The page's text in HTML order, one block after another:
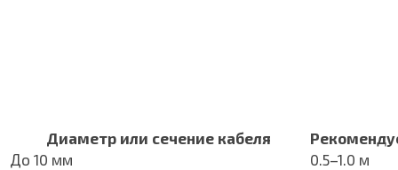
Диаметр или сечение кабеля
До 10 мм
0.5–1.0 м